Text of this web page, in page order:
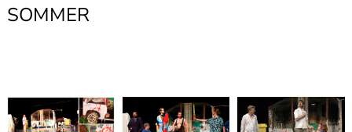
SOMMER